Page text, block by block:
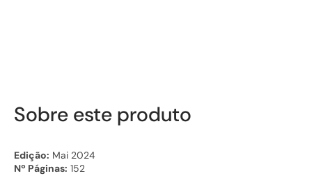
Sobre este produto
Edição: Mai 2024
Nº Páginas: 152